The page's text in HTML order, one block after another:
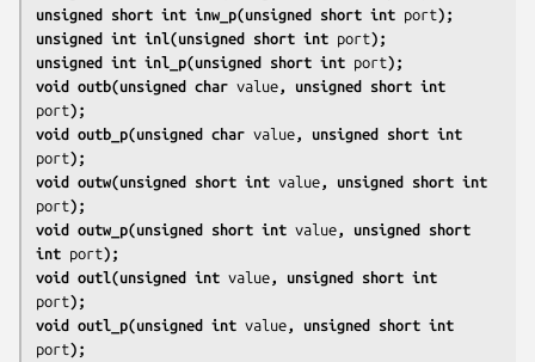
unsigned short int inw_p(unsigned short int port);
unsigned int inl(unsigned short int port);
unsigned int inl_p(unsigned short int port);
void outb(unsigned char value
port);
void outb_p(unsigned char value
port);
void outw(unsigned short int value
port);
void outw_p(unsigned short int value , unsigned short
int port);
void outl(unsigned int value
port);
void outl_p(unsigned int value
port);